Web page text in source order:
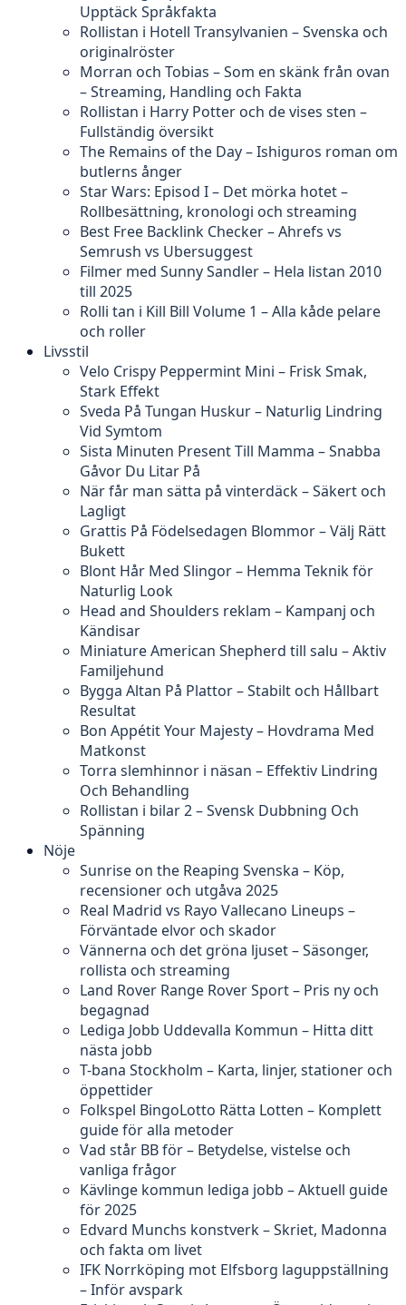
Upptäck Språkfakta
Rollistan i Hotell Transylvanien – Svenska och
originalröster
Morran och Tobias – Som en skänk från ovan
– Streaming, Handling och Fakta
Rollistan i Harry Potter och de vises sten –
Fullständig översikt
The Remains of the Day – Ishiguros roman om
butlerns ånger
Star Wars: Episod I – Det mörka hotet –
Rollbesättning, kronologi och streaming
Best Free Backlink Checker – Ahrefs vs
Semrush vs Ubersuggest
Filmer med Sunny Sandler – Hela listan 2010
till 2025
Rolli tan i Kill Bill Volume 1 – Alla kåde pelare
och roller
Livsstil
Velo Crispy Peppermint Mini – Frisk Smak,
Stark Effekt
Sveda På Tungan Huskur – Naturlig Lindring
Vid Symtom
Sista Minuten Present Till Mamma – Snabba
Gåvor Du Litar På
När får man sätta på vinterdäck – Säkert och
Lagligt
Grattis På Födelsedagen Blommor – Välj Rätt
Bukett
Blont Hår Med Slingor – Hemma Teknik för
Naturlig Look
Head and Shoulders reklam – Kampanj och
Kändisar
Miniature American Shepherd till salu – Aktiv
Familjehund
Bygga Altan På Plattor – Stabilt och Hållbart
Resultat
Bon Appétit Your Majesty – Hovdrama Med
Matkonst
Torra slemhinnor i näsan – Effektiv Lindring
Och Behandling
Rollistan i bilar 2 – Svensk Dubbning Och
Spänning
Nöje
Sunrise on the Reaping Svenska – Köp,
recensioner och utgåva 2025
Real Madrid vs Rayo Vallecano Lineups –
Förväntade elvor och skador
Vännerna och det gröna ljuset – Säsonger,
rollista och streaming
Land Rover Range Rover Sport – Pris ny och
begagnad
Lediga Jobb Uddevalla Kommun – Hitta ditt
nästa jobb
T-bana Stockholm – Karta, linjer, stationer och
öppettider
Folkspel BingoLotto Rätta Lotten – Komplett
guide för alla metoder
Vad står BB för – Betydelse, vistelse och
vanliga frågor
Kävlinge kommun lediga jobb – Aktuell guide
för 2025
Edvard Munchs konstverk – Skriet, Madonna
och fakta om livet
IFK Norrköping mot Elfsborg laguppställning
– Inför avspark